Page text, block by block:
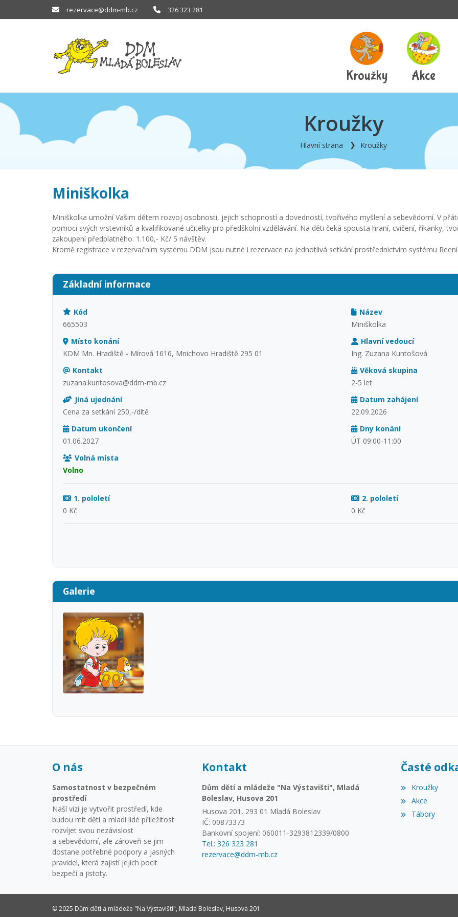
rezervace@ddm-mb.cz 326 323 281
Kroužky Akce
Kroužky
Hlavní strana Kroužky
Miniškolka
Miniškolka umožní Vašim dětem rozvoj osobnosti, jejich schopností a dovedností, tvořivého myšlení a sebevědomí. V
pomoci svých vrstevníků a kvalifikované učitelky pro předškolní vzdělávání. Na děti čeká spousta hraní, cvičení, říkanky,
zakoupení předplatného: 1.100,- Kč/ 5 návštěv.
Kromě registrace v rezervačním systému DDM jsou nutné i rezervace na jednotlivá setkání prostřednictvím systému
Základní informace
Kód
665503
Název
Miniškolka
Místo konání
KDM Mn. Hradiště - Mírová 1616, Mnichovo Hradiště 295 01
Hlavní vedoucí
Ing. Zuzana Kuntošová
Kontakt
zuzana.kuntosova@ddm-mb.cz
Věková skupina
2-5 let
Jiná ujednání
Cena za setkání 250,-/dítě
Datum zahájení
22.09.2026
Datum ukončení
01.06.2027
Dny konání
ÚT 09:00-11:00
Volná místa
Volno
1. pololetí
0 Kč
2. pololetí
0 Kč
Galerie
O nás
Samostatnost v bezpečném
prostředí
Naší vizí je vytvořit prostředí, kde
budou mít děti a mladí lidé příležitost
rozvíjet svou nezávislost
a sebevědomí, ale zároveň se jim
dostane potřebné podpory a jasných
pravidel, která zajistí jejich pocit
bezpečí a jistoty.
Kontakt
Dům dětí a mládeže "Na Výstavišti", Mladá
Boleslav, Husova 201
Husova 201, 293 01 Mladá Boleslav
IČ: 00873373
Bankovní spojení: 060011-3293812339/0800
Tel.: 326 323 281
rezervace@ddm-mb.cz
Časté
Kroužky
Akce
Tábory
© 2025 Dům dětí a mládeže "Na Výstavišti", Mladá Boleslav, Husova 201